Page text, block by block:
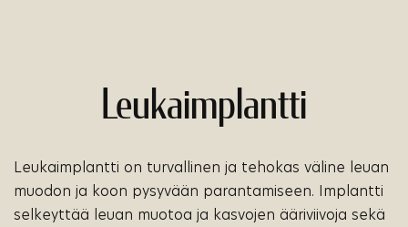
Leukaimplantti
Leukaimplantti on turvallinen ja tehokas väline leuan
muodon ja koon pysyvään parantamiseen. Implantti
selkeyttää leuan muotoa ja kasvojen ääriviivoja sekä